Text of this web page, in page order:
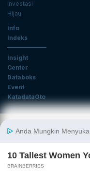
Investasi
Hijau
Info
Indeks
Insight
Center
Databoks
Event
KatadataOto